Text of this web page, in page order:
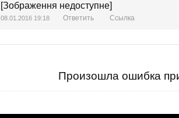
[Зображення недоступне]
08.01.2016 19:18 Ответить Ссылка
Произошла ошибка